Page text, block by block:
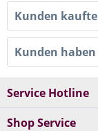
Kunden
Kunden
Service Hotline
Shop Service